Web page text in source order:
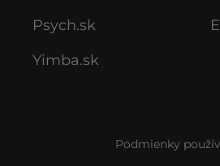
Psych.sk
Yimba.sk
Podmienky